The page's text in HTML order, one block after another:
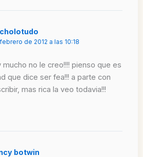
de 2012 a las 10:18
no le creo!!!! pienso que es
que dice ser fea!!! a parte con
mas rica la veo todavia!!!
botwin